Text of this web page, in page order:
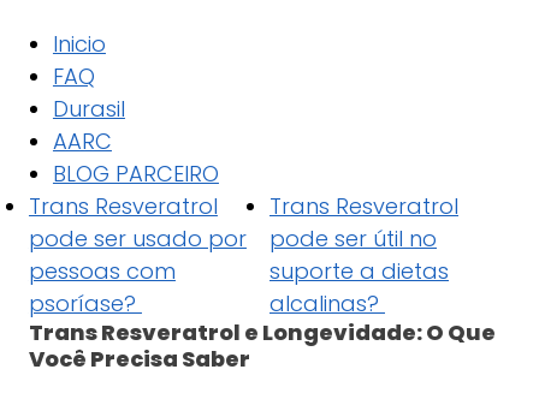
Inicio
FAQ
Durasil
AARC
BLOG PARCEIRO
Trans Resveratrol
pode ser usado por
pessoas com
psoríase?
Trans Resveratrol
pode ser útil no
suporte a dietas
alcalinas?
Trans Resveratrol e Longevidade: O Que
Você Precisa Saber